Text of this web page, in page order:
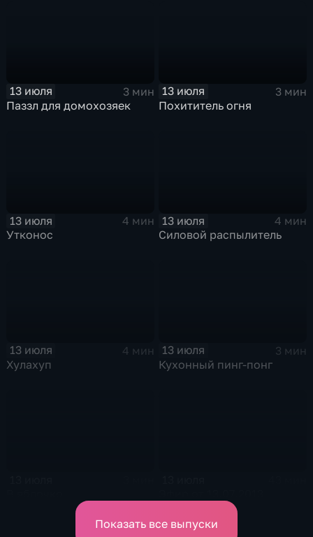
13 июля
3 мин
Паззл для домохозяек
13 июля
3 мин
Похититель огня
13 июля
4 мин
Утконос
13 июля
4 мин
Силовой распылитель
13 июля
4 мин
Хулахуп
13 июля
3 мин
Кухонный пинг-понг
Показать все выпуски